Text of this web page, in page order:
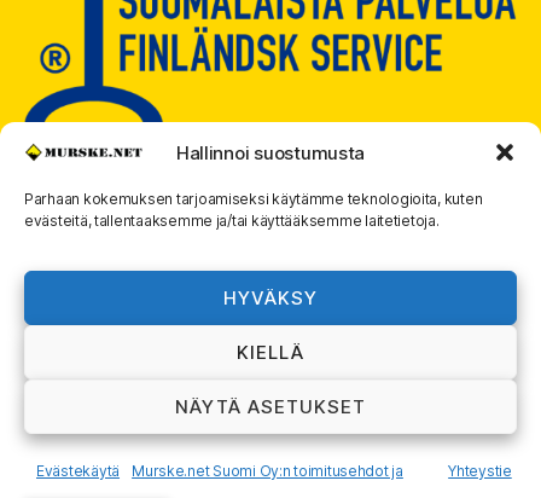
Hallinnoi suostumusta
Parhaan kokemuksen tarjoamiseksi käytämme teknologioita, kuten
evästeitä, tallentaaksemme ja/tai käyttääksemme laitetietoja.
HYVÄKSY
KIELLÄ
NÄYTÄ ASETUKSET
Evästekäytä
Murske.net Suomi Oy:n toimitusehdot ja
Yhteystie
Murske.net Suomi Oy:n toimitusehdot ja